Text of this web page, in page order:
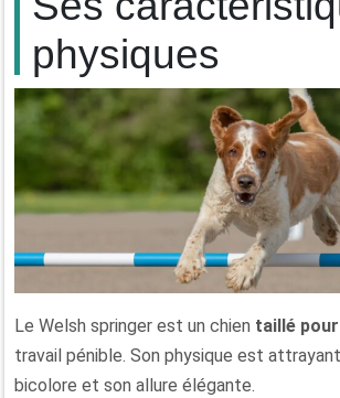
physiques
Le Welsh springer est un chien taillé pour
travail pénible. Son physique est
bicolore et son allure élégante.